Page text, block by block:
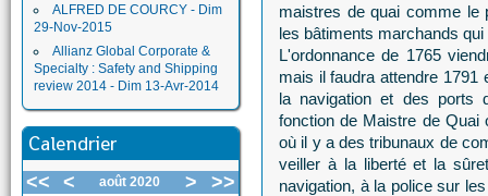
ALFRED DE COURCY - Dim
29-Nov-2015
Allianz Global Corporate &
Specialty : Safety and Shipping
review 2014 - Dim 13-Avr-2014
Calendrier
<< < août 2020 > >>
maistres de quai comme le
les bâtiments marchands
L'ordonnance de 1765
mais il faudra attendre 1791
la navigation et des ports
fonction de Maistre de Quai
où il y a des tribunaux de
veiller à la liberté et la
navigation, à la police sur